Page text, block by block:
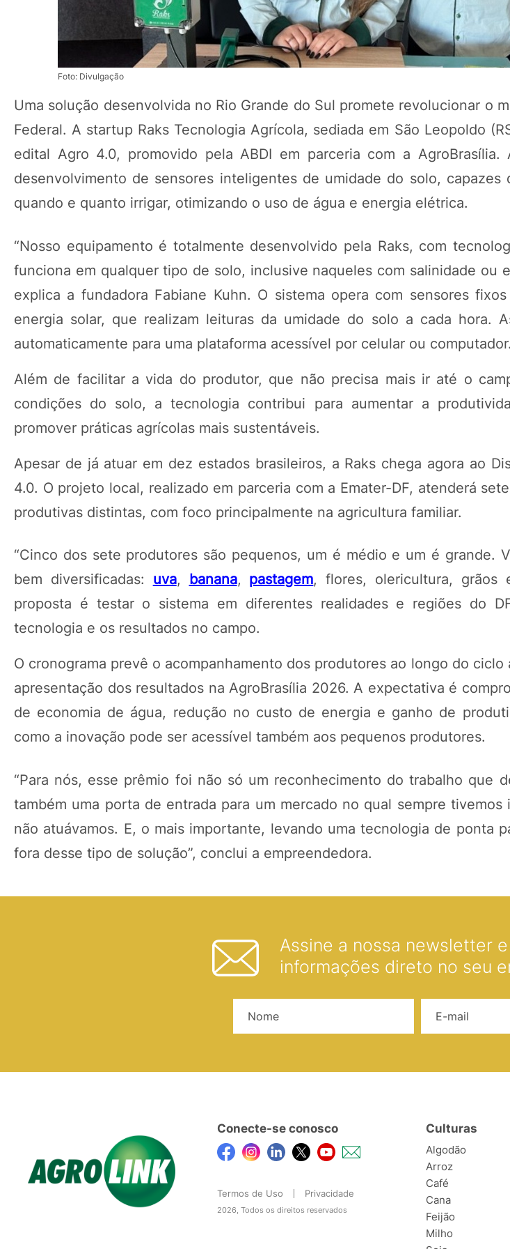
Foto: Divulgação
Uma solução desenvolvida no Rio Grande do Sul promete revolucionar o
Federal. A startup Raks Tecnologia Agrícola, sediada em São Leopoldo
edital Agro 4.0, promovido pela ABDI em parceria com a
desenvolvimento de sensores inteligentes de umidade do solo,
quando e quanto irrigar, otimizando o uso de água e energia elétrica.
“Nosso equipamento é totalmente desenvolvido pela Raks, com
funciona em qualquer tipo de solo, inclusive naqueles com salinidade ou
explica a fundadora Fabiane Kuhn. O sistema opera com sensores
energia solar, que realizam leituras da umidade do solo a cada hora.
automaticamente para uma plataforma acessível por celular ou computador.
Além de facilitar a vida do produtor, que não precisa mais ir até o
condições do solo, a tecnologia contribui para aumentar a
promover práticas agrícolas mais sustentáveis.
Apesar de já atuar em dez estados brasileiros, a Raks chega agora ao
4.0. O projeto local, realizado em parceria com a Emater-DF, atenderá
produtivas distintas, com foco principalmente na agricultura familiar.
“Cinco dos sete produtores são pequenos, um é médio e um é grande.
bem diversificadas: uva, banana, pastagem, flores, olericultura, grãos
proposta é testar o sistema em diferentes realidades e regiões do
tecnologia e os resultados no campo.
O cronograma prevê o acompanhamento dos produtores ao longo do
apresentação dos resultados na AgroBrasília 2026. A expectativa é
de economia de água, redução no custo de energia e ganho de
como a inovação pode ser acessível também aos pequenos produtores.
“Para nós, esse prêmio foi não só um reconhecimento do trabalho que
também uma porta de entrada para um mercado no qual sempre tivemos
não atuávamos. E, o mais importante, levando uma tecnologia de ponta
fora desse tipo de solução”, conclui a empreendedora.
Assine a nossa newsletter
informações direto no seu
Conecte-se conosco
Termos de Uso Privacidade
2026, Todos os direitos reservados
Culturas
Algodão
Arroz
Café
Cana
Feijão
Milho